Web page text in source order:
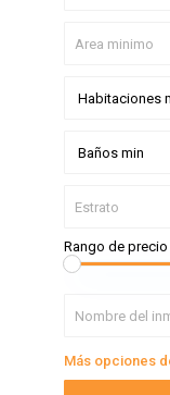
Habitaciones
Baños min
Rango de precio
Más opciones